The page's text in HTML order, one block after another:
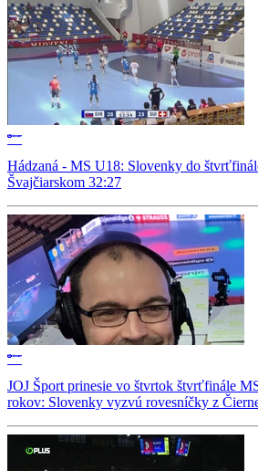
Hádzaná - MS U18: Slovenky do
Švajčiarskom 32:27
JOJ Šport prinesie vo štvrtok štvrťfinále
rokov: Slovenky vyzvú rovesníčky z